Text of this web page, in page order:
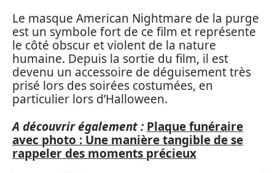
Le masque American Nightmare de la purge
est un symbole fort de ce film et représente
le côté obscur et violent de la nature
humaine. Depuis la sortie du film, il est
devenu un accessoire de déguisement très
prisé lors des soirées costumées, en
particulier lors d’Halloween.
A découvrir également : Plaque funéraire
avec photo : Une manière tangible de se
rappeler des moments précieux